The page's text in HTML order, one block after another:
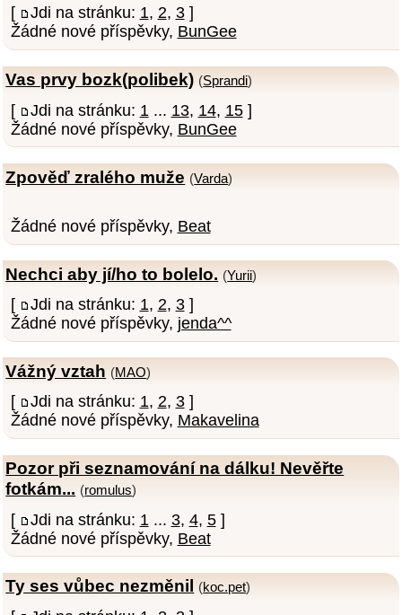
[ Jdi na stránku: 1, 2, 3]
Žádné nové příspěvky, BunGee
Vas prvy bozk(polibek) (Sprandi)
[ Jdi na stránku: 1 ... 13, 14, 15]
Žádné nové příspěvky, BunGee
Zpověď zralého muže (Varda)
Žádné nové příspěvky, Beat
Nechci aby jí/ho to bolelo. (Yurii)
[ Jdi na stránku: 1, 2, 3]
Žádné nové příspěvky, jenda^^
Vážný vztah (MAO)
[ Jdi na stránku: 1, 2, 3]
Žádné nové příspěvky, Makavelina
Pozor při seznamování na dálku! Nevěřte
fotkám... (romulus)
[ Jdi na stránku: 1 ... 3, 4, 5]
Žádné nové příspěvky, Beat
Ty ses vůbec nezměnil (koc.pet)